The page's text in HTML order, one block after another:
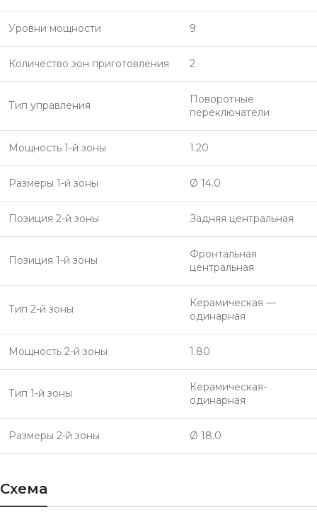
Уровни мощности 9
Количество зон приготовления 2
Тип управления
Поворотные
переключатели
Мощность 1-й зоны 1.20
Размеры 1-й зоны Ø 14.0
Позиция 2-й зоны Задняя центральная
Позиция 1-й зоны
Фронтальная
центральная
Тип 2-й зоны
Керамическая —
одинарная
Мощность 2-й зоны 1.80
Тип 1-й зоны
Керамическая-
одинарная
Размеры 2-й зоны Ø 18.0
Схема